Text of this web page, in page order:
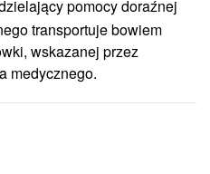
pomocy doraźnej
transportuje bowiem
wskazanej przez
medycznego.